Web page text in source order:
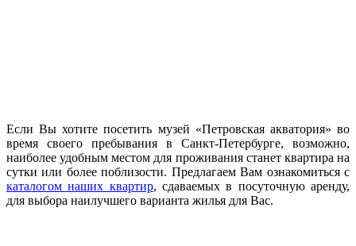
Если Вы хотите посетить музей «Петровская акватория» во
время своего пребывания в Санкт-Петербурге, возможно,
наиболее удобным местом для проживания станет квартира на
сутки или более поблизости. Предлагаем Вам ознакомиться с
каталогом наших квартир, сдаваемых в посуточную аренду,
для выбора наилучшего варианта жилья для Вас.